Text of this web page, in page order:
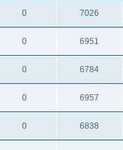
0 7026
0 6951
0 6784
0 6957
0 6838